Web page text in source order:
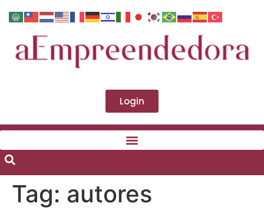
Login
Tag: autores